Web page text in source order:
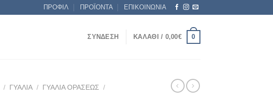
ΠΡΟΦΙΛ ΠΡΟΪΟΝΤΑ ΕΠΙΚΟΙΝΩΝΙΑ
ΣΎΝΔΕΣΗ ΚΑΛΆΘΙ / 0,00€ 0
/ ΓΥΑΛΙΆ / ΓΥΑΛΙΆ ΟΡΆΣΕΩΣ
/